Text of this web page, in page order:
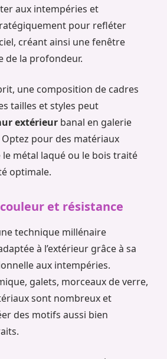
aux intempéries et
pour refléter
créant ainsi une fenêtre
de la profondeur.
une composition de cadres
tailles et styles peut
extérieur banal en galerie
Optez pour des matériaux
métal laqué ou le bois traité
optimale.
et résistance
technique millénaire
à l’extérieur grâce à sa
aux intempéries.
galets, morceaux de verre,
sont nombreux et
des motifs aussi bien